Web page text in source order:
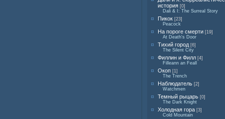
история [0]
Dali & I: The Surreal Story
Пикок [23]
Peacock
На пороге смерти [19]
At Death's Door
Тихий город [6]
The Silent City
Филлин и Филл [4]
Filleann an Feall
Окоп [1]
The Trench
Наблюдатель [2]
Watchmen
Темный рыцарь [0]
The Dark Knight
Холодная гора [3]
Cold Mountain